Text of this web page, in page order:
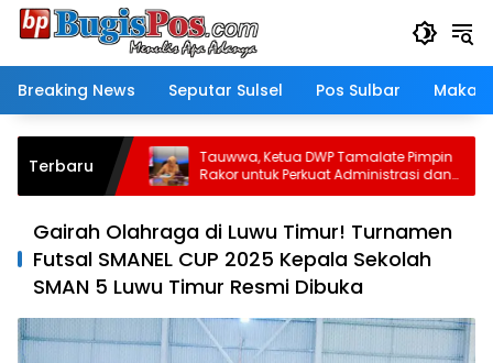
Langsung
Breaking News
Seputar Sulsel Pos Sulbar
Terbaru
Kebaikan:
dan
Tauwwa, Ketua DWP Tamalate Pimpin
Rakor untuk Perkuat Administrasi dan
Evaluasi Program
Gairah Olahraga di Luwu Timur! Turnamen
Futsal SMANEL CUP 2025 Kepala Sekolah
SMAN 5 Luwu Timur Resmi Dibuka